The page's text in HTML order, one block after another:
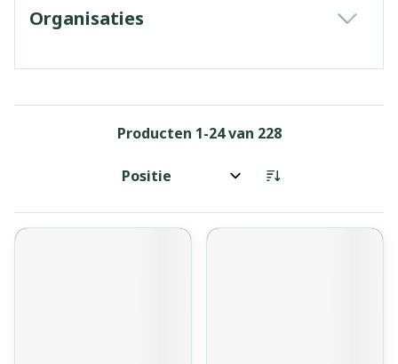
Organisaties
Producten 1-24van 228
Sorteer op: